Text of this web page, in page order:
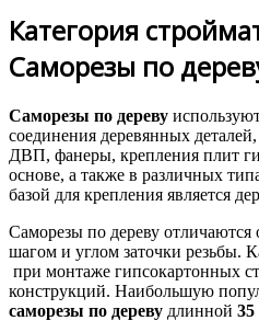
Категория
Саморезы по
Саморезы по дереву
соединения деревянных
ДВП, фанеры, крепления плит
основе, а также в различных
базой для крепления является
Саморезы по дереву отличаются
шагом и углом заточки резьбы.
при монтаже гипсокартонных
конструкций. Наибольшую
саморезы по дереву длинной